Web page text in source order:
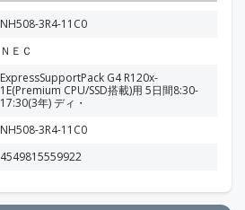
NH508-3R4-11C0
ＮＥＣ
ExpressSupportPack G4 R120x-
1E(Premium CPU/SSD搭載)用 5日間8:30-
17:30(3年) ディ・
NH508-3R4-11C0
4549815559922